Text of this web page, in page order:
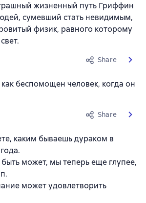
жизненный путь Гриффин
сумевший стать невидимым,
физик, равного которому
Share
беспомощен человек, когда он
Share
каким бываешь дураком в
может, мы теперь еще глупее,
может удовлетворить